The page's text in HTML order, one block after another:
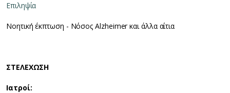
Επιληψία
Νοητική έκπτωση - Νόσος Alzheimer και άλλα αίτια
ΣΤΕΛΕΧΩΣΗ
Ιατροί: